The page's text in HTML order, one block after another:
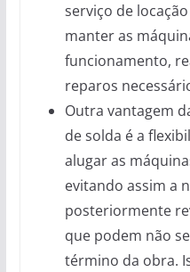
serviço de
manter as
funcionamento,
reparos
Outra vantagem
de solda é a
alugar as
evitando assim a
posteriormente
que podem não
término da obra.